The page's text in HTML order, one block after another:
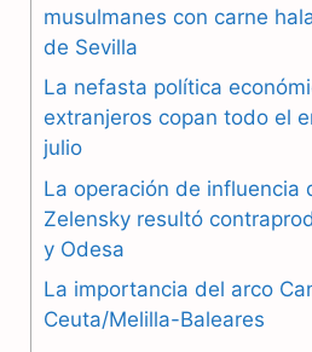
b
o
o
g
a
s
p
musulmanes con carne
de Sevilla
La nefasta política
extranjeros copan todo el
julio
La operación de influencia
Zelensky resultó
y Odesa
La importancia del arco
Ceuta/Melilla-Baleares